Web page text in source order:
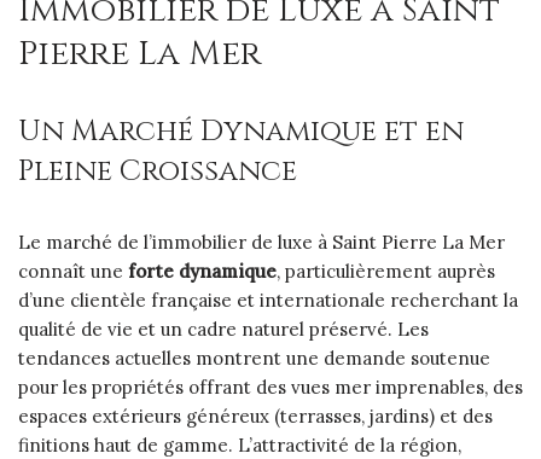
Immobilier de Luxe à Saint
Pierre La Mer
Un Marché Dynamique et en
Pleine Croissance
Le marché de l’immobilier de luxe à Saint Pierre La Mer
connaît une forte dynamique, particulièrement auprès
d’une clientèle française et internationale recherchant la
qualité de vie et un cadre naturel préservé. Les
tendances actuelles montrent une demande soutenue
pour les propriétés offrant des vues mer imprenables, des
espaces extérieurs généreux (terrasses, jardins) et des
finitions haut de gamme. L’attractivité de la région,